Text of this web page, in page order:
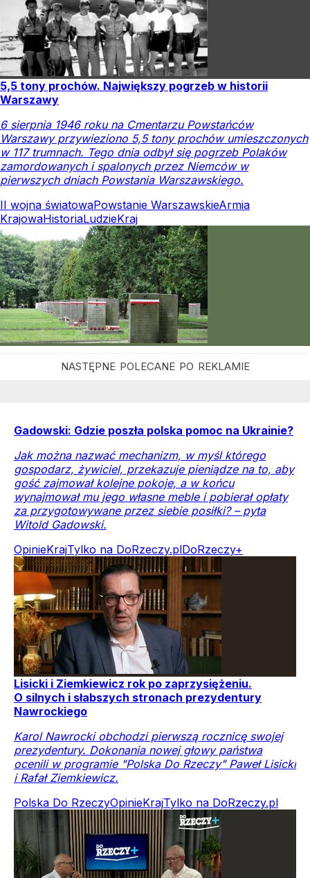
5,5 tony prochów. Największy pogrzeb w historii
Warszawy
6 sierpnia 1946 roku na Cmentarzu Powstańców
Warszawy przywieziono 5,5 tony prochów umieszczonych
w 117 trumnach. Tego dnia odbył się pogrzeb Polaków
zamordowanych i spalonych przez Niemców w
pierwszych dniach Powstania Warszawskiego.
II wojna światowaPowstanie WarszawskieArmia
KrajowaHistoriaLudzieKraj
Gadowski: Gdzie poszła polska pomoc na Ukrainie?
Jak można nazwać mechanizm, w myśl którego
gospodarz, żywiciel, przekazuje pieniądze na to, aby
gość zajmował kolejne pokoje, a w końcu
wynajmował mu jego własne meble i pobierał opłaty
za przygotowywane przez siebie posiłki? – pyta
Witold Gadowski.
OpinieKrajTylko na DoRzeczy.plDoRzeczy+
Lisicki i Ziemkiewicz rok po zaprzysiężeniu.
O silnych i słabszych stronach prezydentury
Nawrockiego
Karol Nawrocki obchodzi pierwszą rocznicę swojej
prezydentury. Dokonania nowej głowy państwa
ocenili w programie "Polska Do Rzeczy" Paweł Lisicki
i Rafał Ziemkiewicz.
Polska Do RzeczyOpinieKrajTylko na DoRzeczy.pl